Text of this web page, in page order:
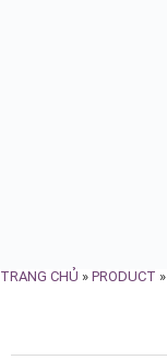
TRANG CHỦ » PRODUCT »